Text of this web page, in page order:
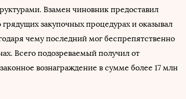
Взамен чиновник предоставил
закупочных процедурах и оказывал
чему последний мог беспрепятственно
Всего подозреваемый получил от
вознаграждение в сумме более 17 млн